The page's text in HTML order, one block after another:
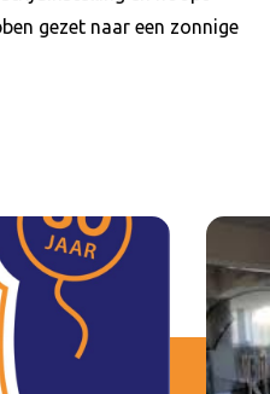
gezet naar een zonnige